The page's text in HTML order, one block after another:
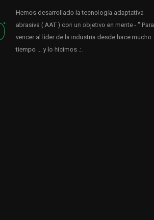
Hemos desarrollado la tecnología adaptativa
abrasiva ( AAT ) con un objetivo en mente - " Para
vencer al líder de la industria desde hace mucho
tiempo ... y lo hicimos .:.